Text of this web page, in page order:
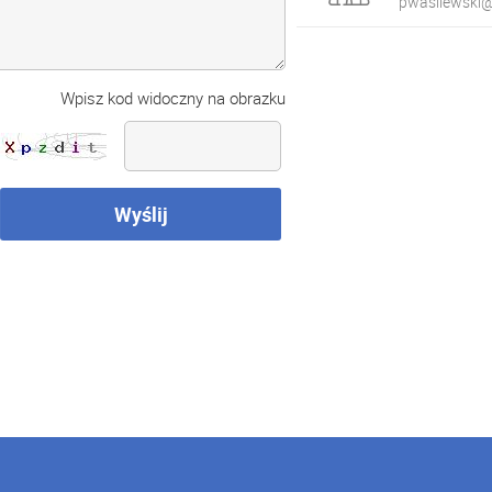
Wpisz kod widoczny na obrazku
Wyślij